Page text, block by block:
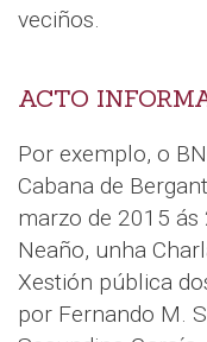
veciños.
ACTO
Por exemplo, o
Cabana de
marzo de 2015
Neaño, unha
Xestión pública
por Fernando M.